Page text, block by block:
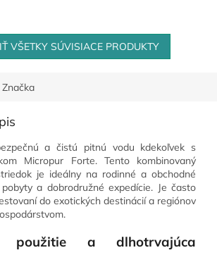
VŠETKY SÚVISIACE PRODUKTY
Značka
a čistú pitnú vodu kdekoľvek s
Micropur Forte. Tento kombinovaný
je ideálny na rodinné a obchodné
a dobrodružné expedície. Je často
do exotických destinácií a regiónov
použitie a dlhotrvajúca